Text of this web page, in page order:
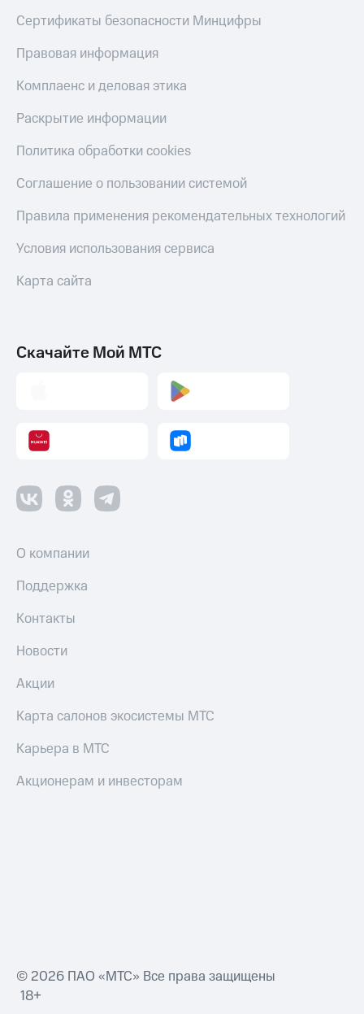
Сертификаты безопасности Минцифры
Правовая информация
Комплаенс и деловая этика
Раскрытие информации
Политика обработки cookies
Соглашение о пользовании системой
Правила применения рекомендательных технологий
Условия использования сервиса
Карта сайта
Скачайте Мой МТС
О компании
Поддержка
Контакты
Новости
Акции
Карта салонов экосистемы МТС
Карьера в МТС
Акционерам и инвесторам
© 2026 ПАО «МТС» Все права защищены
18+